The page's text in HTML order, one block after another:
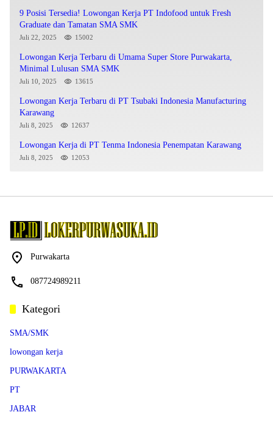
9 Posisi Tersedia! Lowongan Kerja PT Indofood untuk Fresh
Graduate dan Tamatan SMA SMK
Juli 22, 2025 15002
Lowongan Kerja Terbaru di Umama Super Store Purwakarta,
Minimal Lulusan SMA SMK
Juli 10, 2025 13615
Lowongan Kerja Terbaru di PT Tsubaki Indonesia Manufacturing
Karawang
Juli 8, 2025 12637
Lowongan Kerja di PT Tenma Indonesia Penempatan Karawang
Juli 8, 2025 12053
Purwakarta
087724989211
Kategori
SMA/SMK
lowongan kerja
PURWAKARTA
PT
JABAR